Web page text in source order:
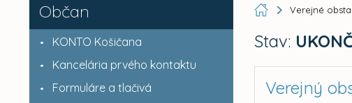
Občan
KONTO Košičana
Kancelária prvého kontaktu
Formuláre a tlačivá
Verejné
Stav:
Verejný